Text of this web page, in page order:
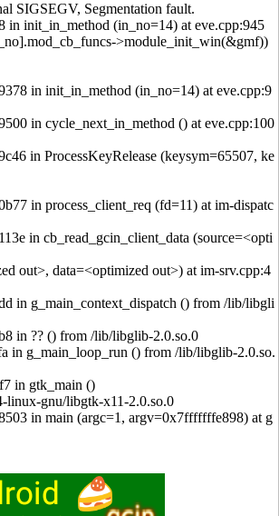
SIGSEGV, Segmentation fault.
in init_in_method (in_no=14) at eve.cpp:945
>module_init_win(&gmf))
in init_in_method (in_no=14) at eve.cpp:9
in cycle_next_in_method () at eve.cpp:100
in ProcessKeyRelease (keysym=65507, ke
in process_client_req (fd=11) at im-dispatc
in cb_read_gcin_client_data (source=<opti
out>, data=<optimized out>) at im-srv.cpp:4
in g_main_context_dispatch () from /lib/libgli
in ?? () from /lib/libglib-2.0.so.0
in g_main_loop_run () from /lib/libglib-2.0.so.
in gtk_main ()
linux-gnu/libgtk-x11-2.0.so.0
in main (argc=1, argv=0x7fffffffe898) at g